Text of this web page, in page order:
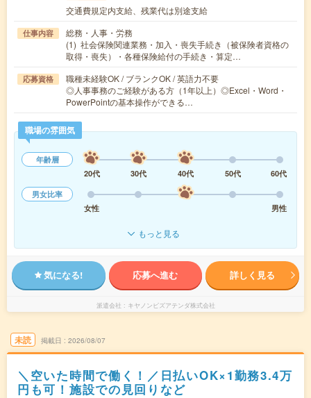
交通費規定内支給、残業代は別途支給
仕事内容
総務・人事・労務
(1) 社会保険関連業務・加入・喪失手続き（被保険者資格の
取得・喪失）・各種保険給付の手続き・算定…
応募資格
職種未経験OK / ブランクOK / 英語力不要
◎人事事務のご経験がある方（1年以上）◎Excel・Word・
PowerPointの基本操作ができる…
職場の雰囲気
年齢層
20代
30代 40代 50代
60代
男女比率
女性
男性
もっと見る
気になる! 応募へ進む 詳しく見る
派遣会社 キヤノンビズアテンダ株式会社
未読 掲載日 2026/08/07
＼空いた時間で働く！／日払いOK×1勤務3.4万
円も可！施設での見回りなど